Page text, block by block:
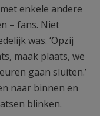
enkele andere
– fans. Niet
was. ‘Opzij
maak plaats, we
gaan sluiten.’
naar binnen en
blinken.